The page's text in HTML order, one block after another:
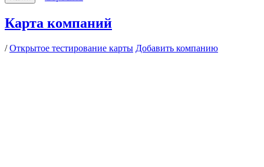
Карта компаний
/Открытое тестирование карты Добавить компанию